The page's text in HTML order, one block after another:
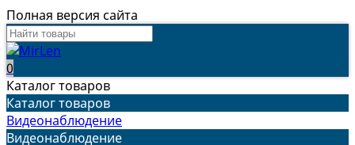
Полная версия сайта
0
Каталог товаров
Каталог товаров
Видеонаблюдение
Видеонаблюдение